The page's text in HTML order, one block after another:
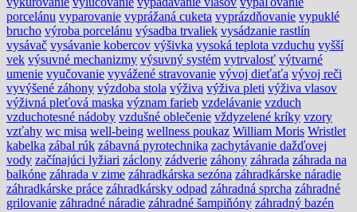
porcelánu vyparovanie vyprážaná cuketa vyprázdňovanie vypuklé
brucho výroba porcelánu výsadba trvaliek vysádzanie rastlín
vysávač vysávanie kobercov výšivka vysoká teplota vzduchu vyšší
vek výsuvné mechanizmy výsuvný systém vytrvalosť výtvarné
umenie vyučovanie vyvážené stravovanie vývoj dieťaťa vývoj reči
vyvýšené záhony výzdoba stola výživa výživa pleti výživa vlasov
výživná pleťová maska význam farieb vzdelávanie vzduch
vzduchotesné nádoby vzdušné oblečenie vždyzelené kríky vzory
vzťahy wc misa well-being wellness poukaz William Moris Wristlet
kabelka zábal rúk zábavná pyrotechnika zachytávanie dažďovej
vody začínajúci lyžiari záclony zádverie záhony záhrada záhrada na
balkóne záhrada v zime záhradkárska sezóna záhradkárske náradie
záhradkárske práce záhradkársky odpad záhradná sprcha záhradné
grilovanie záhradné náradie záhradné šampiňóny záhradný bazén